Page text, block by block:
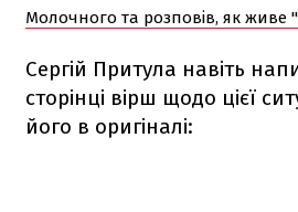
Молочного та розповів, як живе
Сергій Притула навіть
сторінці вірш щодо цієї
його в оригіналі: